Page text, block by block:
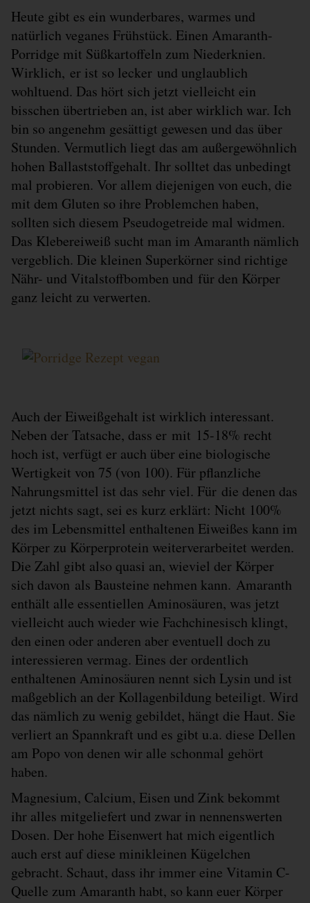
Heute gibt es ein wunderbares, warmes und
natürlich veganes Frühstück. Einen Amaranth-
Porridge mit Süßkartoffeln zum Niederknien.
Wirklich, er ist so lecker und unglaublich
wohltuend. Das hört sich jetzt vielleicht ein
bisschen übertrieben an, ist aber wirklich war. Ich
bin so angenehm gesättigt gewesen und das über
Stunden. Vermutlich liegt das am außergewöhnlich
hohen Ballaststoffgehalt. Ihr solltet das unbedingt
mal probieren. Vor allem diejenigen von euch, die
mit dem Gluten so ihre Problemchen haben,
sollten sich diesem Pseudogetreide mal widmen.
Das Klebereiweiß sucht man im Amaranth nämlich
vergeblich. Die kleinen Superkörner sind richtige
Nähr- und Vitalstoffbomben und für den Körper
ganz leicht zu verwerten.
Auch der Eiweißgehalt ist wirklich interessant.
Neben der Tatsache, dass er mit 15-18% recht
hoch ist, verfügt er auch über eine biologische
Wertigkeit von 75 (von 100). Für pflanzliche
Nahrungsmittel ist das sehr viel. Für die denen das
jetzt nichts sagt, sei es kurz erklärt: Nicht 100%
des im Lebensmittel enthaltenen Eiweißes kann im
Körper zu Körperprotein weiterverarbeitet werden.
Die Zahl gibt also quasi an, wieviel der Körper
sich davon als Bausteine nehmen kann. Amaranth
enthält alle essentiellen Aminosäuren, was jetzt
vielleicht auch wieder wie Fachchinesisch klingt,
den einen oder anderen aber eventuell doch zu
interessieren vermag. Eines der ordentlich
enthaltenen Aminosäuren nennt sich Lysin und ist
maßgeblich an der Kollagenbildung beteiligt. Wird
das nämlich zu wenig gebildet, hängt die Haut. Sie
verliert an Spannkraft und es gibt u.a. diese Dellen
am Popo von denen wir alle schonmal gehört
haben.
Magnesium, Calcium, Eisen und Zink bekommt
ihr alles mitgeliefert und zwar in nennenswerten
Dosen. Der hohe Eisenwert hat mich eigentlich
auch erst auf diese minikleinen Kügelchen
gebracht. Schaut, dass ihr immer eine Vitamin C-
Quelle zum Amaranth habt, so kann euer Körper